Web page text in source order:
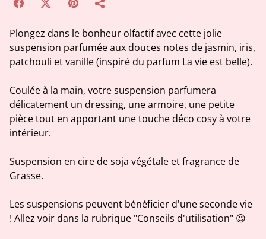
Plongez dans le bonheur olfactif avec cette jolie
suspension parfumée aux douces notes de jasmin, iris,
patchouli et vanille (inspiré du parfum La vie est belle).
Coulée à la main, votre suspension parfumera
délicatement un dressing, une armoire, une petite
pièce tout en apportant une touche déco cosy à votre
intérieur.
Suspension en cire de soja végétale et fragrance de
Grasse.
Les suspensions peuvent bénéficier d'une seconde vie
! Allez voir dans la rubrique "Conseils d'utilisation" 😉